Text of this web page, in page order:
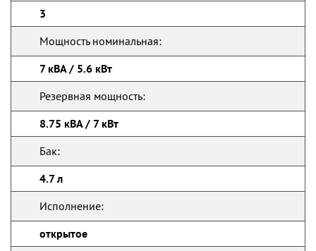
3
Мощность номинальная:
7 кВА / 5.6 кВт
Резервная мощность:
8.75 кВА / 7 кВт
Бак:
4.7 л
Исполнение:
открытое